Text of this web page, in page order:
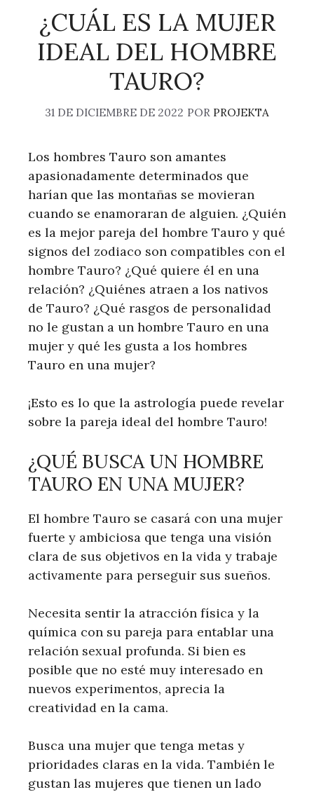
¿CUÁL ES LA MUJER
IDEAL DEL HOMBRE
TAURO?
31 DE DICIEMBRE DE 2022 POR PROJEKTA
Los hombres Tauro son amantes
apasionadamente determinados que
harían que las montañas se movieran
cuando se enamoraran de alguien. ¿Quién
es la mejor pareja del hombre Tauro y qué
signos del zodiaco son compatibles con el
hombre Tauro? ¿Qué quiere él en una
relación? ¿Quiénes atraen a los nativos
de Tauro? ¿Qué rasgos de personalidad
no le gustan a un hombre Tauro en una
mujer y qué les gusta a los hombres
Tauro en una mujer?
¡Esto es lo que la astrología puede revelar
sobre la pareja ideal del hombre Tauro!
¿QUÉ BUSCA UN HOMBRE
TAURO EN UNA MUJER?
El hombre Tauro se casará con una mujer
fuerte y ambiciosa que tenga una visión
clara de sus objetivos en la vida y trabaje
activamente para perseguir sus sueños.
Necesita sentir la atracción física y la
química con su pareja para entablar una
relación sexual profunda. Si bien es
posible que no esté muy interesado en
nuevos experimentos, aprecia la
creatividad en la cama.
Busca una mujer que tenga metas y
prioridades claras en la vida. También le
gustan las mujeres que tienen un lado